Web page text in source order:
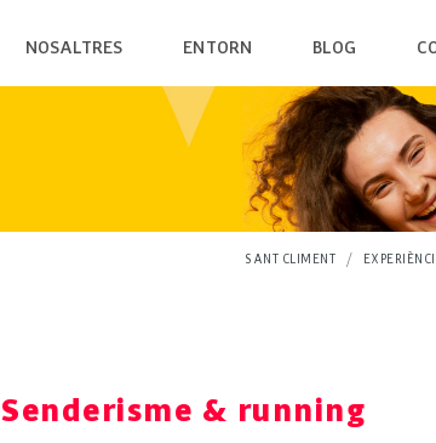
NOSALTRES ENTORN
L'EMPORDÀ
L'ALBERA
MUSEUS
BLOG
SANT CLIMENT
Senderisme & running